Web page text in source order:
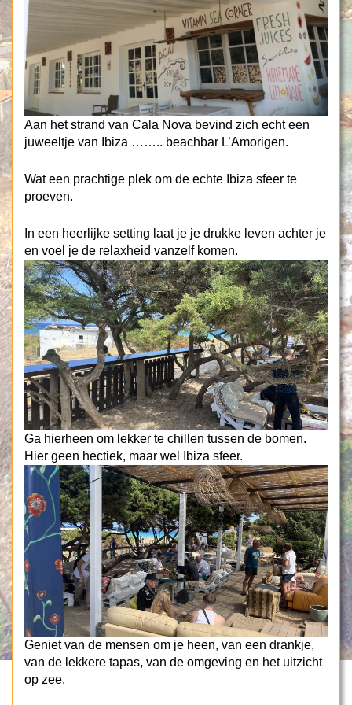
Aan het strand van Cala Nova bevind zich echt een
juweeltje van Ibiza …….. beachbar L’Amorigen.
Wat een prachtige plek om de echte Ibiza sfeer te
proeven.
In een heerlijke setting laat je je drukke leven achter je
en voel je de relaxheid vanzelf komen.
Ga hierheen om lekker te chillen tussen de bomen.
Hier geen hectiek, maar wel Ibiza sfeer.
Geniet van de mensen om je heen, van een drankje,
van de lekkere tapas, van de omgeving en het uitzicht
op zee.